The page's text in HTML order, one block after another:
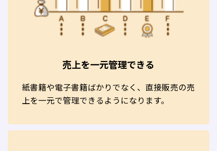
売上を一元管理できる
紙書籍や電子書籍ばかりでなく、直接販売の売
上を一元で管理できるようになります。